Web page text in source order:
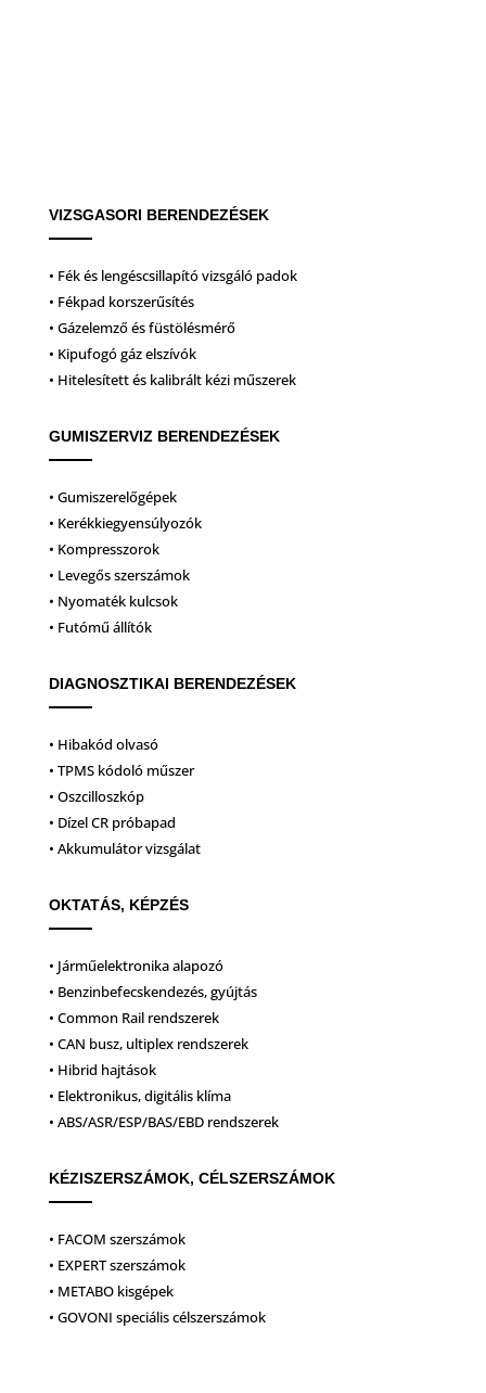
VIZSGASORI BERENDEZÉSEK
• Fék és lengéscsillapító vizsgáló padok
• Fékpad korszerűsítés
• Gázelemző és füstölésmérő
• Kipufogó gáz elszívók
• Hitelesített és kalibrált kézi műszerek
GUMISZERVIZ BERENDEZÉSEK
• Gumiszerelőgépek
• Kerékkiegyensúlyozók
• Kompresszorok
• Levegős szerszámok
• Nyomaték kulcsok
• Futómű állítók
DIAGNOSZTIKAI BERENDEZÉSEK
• Hibakód olvasó
• TPMS kódoló műszer
• Oszcilloszkóp
• Dízel CR próbapad
• Akkumulátor vizsgálat
OKTATÁS, KÉPZÉS
• Járműelektronika alapozó
• Benzinbefecskendezés, gyújtás
• Common Rail rendszerek
• CAN busz, ultiplex rendszerek
• Hibrid hajtások
• Elektronikus, digitális klíma
• ABS/ASR/ESP/BAS/EBD rendszerek
KÉZISZERSZÁMOK, CÉLSZERSZÁMOK
• FACOM szerszámok
• EXPERT szerszámok
• METABO kisgépek
• GOVONI speciális célszerszámok